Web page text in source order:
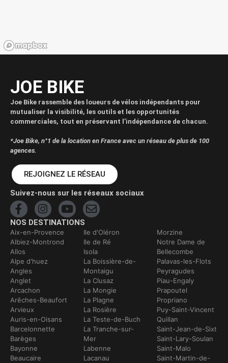
JOE BIKE
Joe Bike rassemble des loueurs de vélos indépendants pour
mutualiser la visibilité, les outils et les opportunités
commerciales, tout en préservant l’indépendance de chacun.
*Joe Bike, n°1 de la location en France avec un réseau de plus de 100
agences.
REJOIGNEZ LE RÉSEAU
Suivez-nous sur les réseaux sociaux
NOS DESTINATIONS
Aix-en-Provence
Albiez-Montrond
Allos
Alpe d'huez
Angles
Anglet
Arcachon
Arêches-Beaufort
Arvieux
Auris-en-Oisans
Barcelonnette
Barèges
Bayonne
Beaucaire
Ile d'Oléron
Ile de Ré
Isola
La Boissière-de-
Montaigu
La Clusaz
La Mongie
La Plagne
La Rosière
La Teste-de-Buch
La Tranche-sur-
Mer
Labenne
Lacanau
Morzine
Notre Dame de
Bellecombe
Palavas-les-Flots
Peyragudes
Piau-Engaly
Prapoutel
Propriano
Puy-Saint-Vincent
Quillan
Saint-Jean-de-Sixt
Saint-Lary-Soulan
Saint-Malo
Saint-Martin-de-